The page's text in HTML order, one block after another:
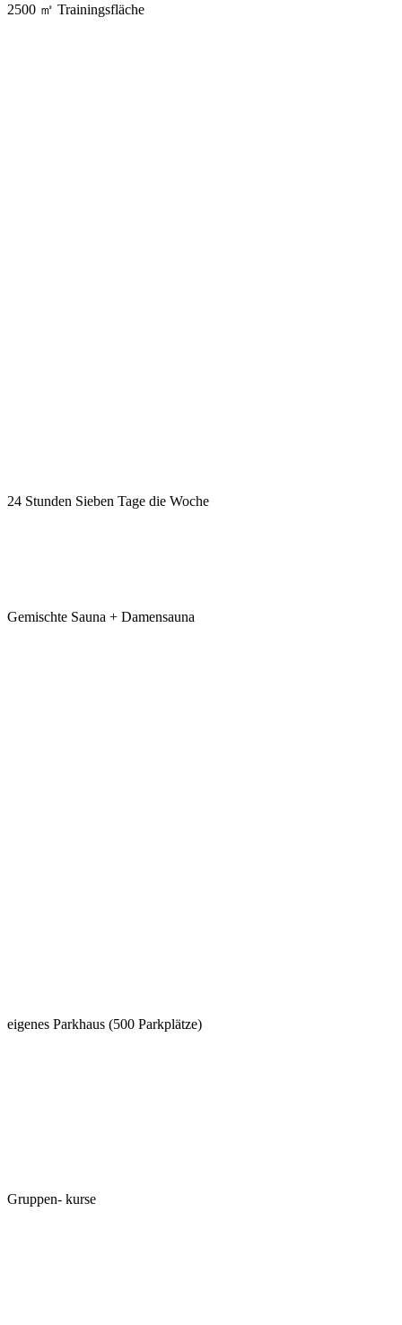
2500 ㎡ Trainingsfläche
24 Stunden Sieben Tage die Woche
Gemischte Sauna + Damensauna
eigenes Parkhaus (500 Parkplätze)
Gruppen- kurse